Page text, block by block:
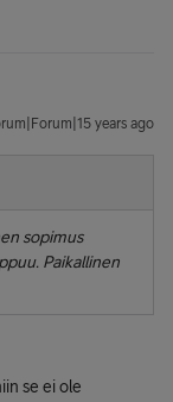
years ago
sopimus
Paikallinen
se ei ole